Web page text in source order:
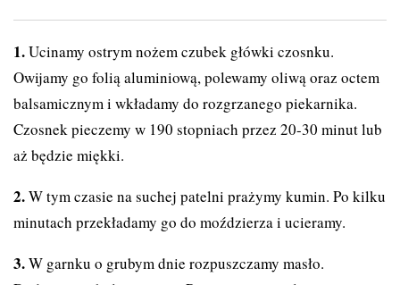
Ucinamy ostrym nożem czubek główki czosnku.
Owijamy go folią aluminiową, polewamy oliwą oraz octem
balsamicznym i wkładamy do rozgrzanego piekarnika.
Czosnek pieczemy w 190 stopniach przez 20-30 minut lub
aż będzie miękki.
W tym czasie na suchej patelni prażymy kumin. Po kilku
minutach przekładamy go do moździerza i ucieramy.
W garnku o grubym dnie rozpuszczamy masło.